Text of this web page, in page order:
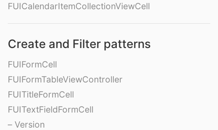
FUICalendarItemCollectionViewCell
Create and Filter patterns
FUIFormCell
FUIFormTableViewController
FUITitleFormCell
FUITextFieldFormCell
– Version